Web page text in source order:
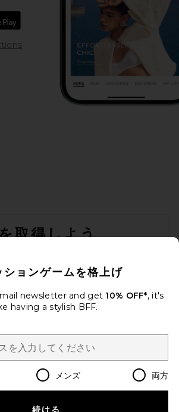
Androidアプリをダウンロード
Opens in a modal window
取得しよう
プライバシーポリシー
Change Country Regions
ja USD
ションゲームを格上げ
newsletter and get 10% OFF*, it's
having a stylish BFF.
メンズ 両方
続ける